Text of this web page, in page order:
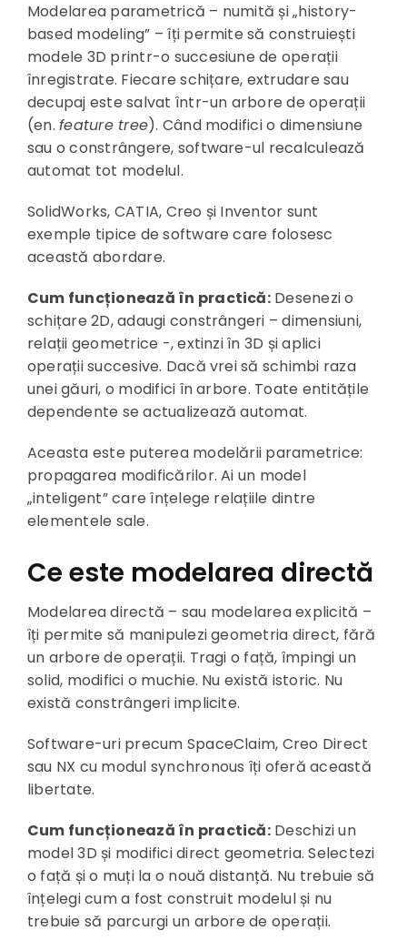
Modelarea parametrică – numită și „history-
based modeling” – îți permite să construiești
modele 3D printr-o succesiune de operații
înregistrate. Fiecare schițare, extrudare sau
decupaj este salvat într-un arbore de operații
(en.feature tree). Când modifici o dimensiune
sau o constrângere, software-ul recalculează
automat tot modelul.
SolidWorks, CATIA, Creo și Inventor sunt
exemple tipice de software care folosesc
această abordare.
Cum funcționează în practică:Desenezi o
schițare 2D, adaugi constrângeri – dimensiuni,
relații geometrice -, extinzi în 3D și aplici
operații succesive. Dacă vrei să schimbi raza
unei găuri, o modifici în arbore. Toate entitățile
dependente se actualizează automat.
Aceasta este puterea modelării parametrice:
propagarea modificărilor. Ai un model
„inteligent” care înțelege relațiile dintre
elementele sale.
Ce este modelarea directă
Modelarea directă – sau modelarea explicită –
îți permite să manipulezi geometria direct, fără
un arbore de operații. Tragi o față, împingi un
solid, modifici o muchie. Nu există istoric. Nu
există constrângeri implicite.
Software-uri precum SpaceClaim, Creo Direct
sau NX cu modul synchronous îți oferă această
libertate.
Cum funcționează în practică:Deschizi un
model 3D și modifici direct geometria. Selectezi
o față și o muți la o nouă distanță. Nu trebuie să
înțelegi cum a fost construit modelul și nu
trebuie să parcurgi un arbore de operații.